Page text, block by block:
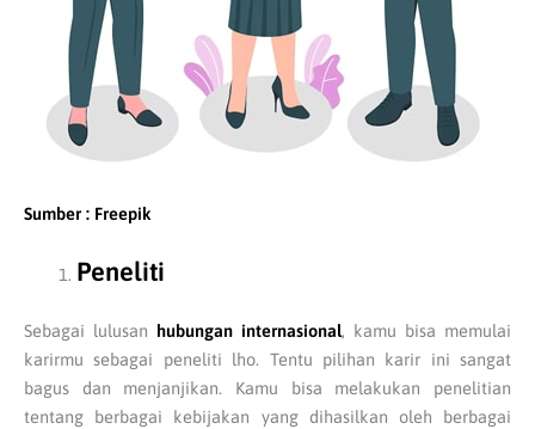
Sumber : Freepik
Peneliti
Sebagai lulusan hubungan internasional, kamu bisa memulai
karirmu sebagai peneliti lho. Tentu pilihan karir ini sangat
bagus dan menjanjikan. Kamu bisa melakukan penelitian
tentang berbagai kebijakan yang dihasilkan oleh berbagai